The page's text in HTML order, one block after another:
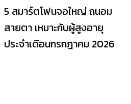
5 สมาร์ตโฟนจอใหญ่ ถนอม
สายตา เหมาะกับผู้สูงอายุ
ประจำเดือนกรกฎาคม 2026